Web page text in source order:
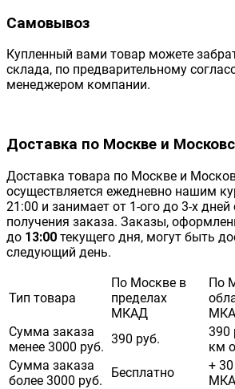
Самовывоз
Купленный вами товар можете
склада, по предварительному
менеджером компании.
Доставка по Москве и
Доставка товара по Москве и
осуществляется ежедневно нашим
21:00 и занимает от 1-ого до 3-х
получения заказа. Заказы,
до 13:00 текущего дня, могут быть
следующий день.
Тип товара
По Москве в
пределах
МКАД
По
Сумма заказа
менее 3000 руб.
390 руб.
390
км
Сумма заказа
более 3000 руб.
Бесплатно
+